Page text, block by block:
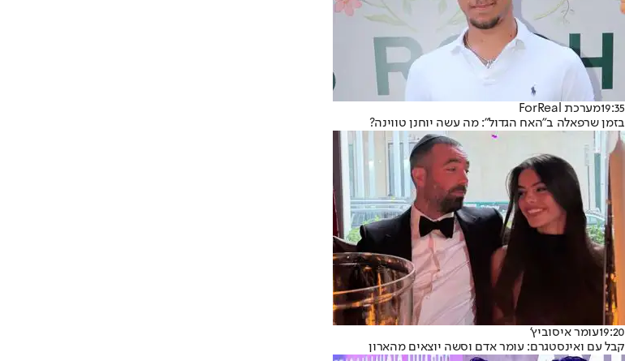
19:35מערכת ForReal
בזמן שרפאלה ב"האח הגדול": מה עשה יוחנן טווינה?
19:20עומר איסוביץ'
קבל עם ואינסטגרם: עומר אדם וסשה יוצאים מהארון